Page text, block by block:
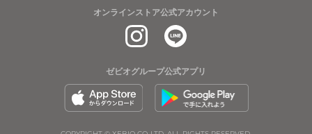
オンラインストア公式アカウント
ゼビオグループ公式アプリ